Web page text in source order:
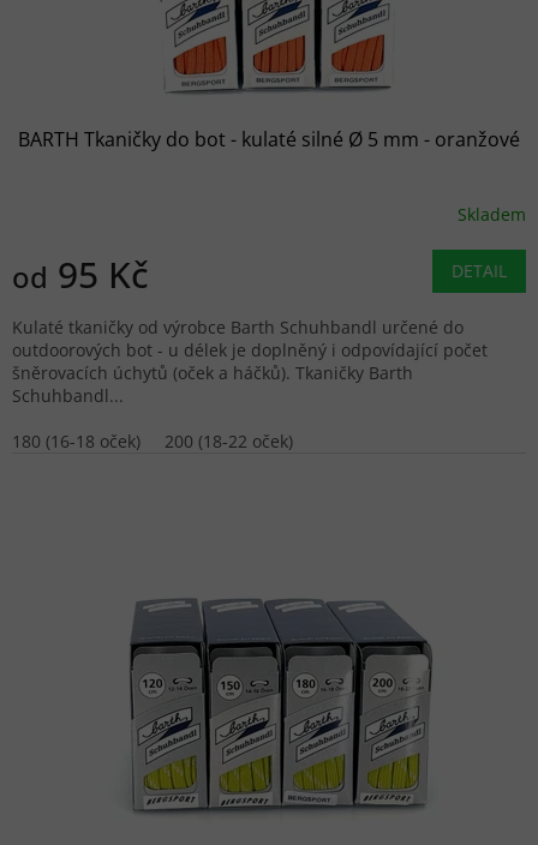
BARTH Tkaničky do bot - kulaté silné Ø 5 mm - oranžové
Skladem
od 95 Kč DETAIL
Kulaté tkaničky od výrobce Barth Schuhbandl určené do
outdoorových bot - u délek je doplněný i odpovídající počet
šněrovacích úchytů (oček a háčků). Tkaničky Barth
Schuhbandl...
180 (16-18 oček)
200 (18-22 oček)